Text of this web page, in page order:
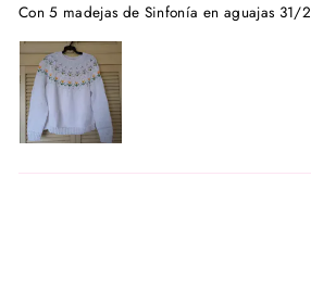
Con 5 madejas de Sinfonía en aguajas 31/2